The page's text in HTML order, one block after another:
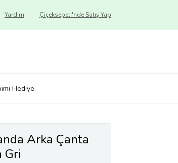
Çiçeksepeti'nde Satış Yap
Yardım
Hediye
Arka Çanta
Gri